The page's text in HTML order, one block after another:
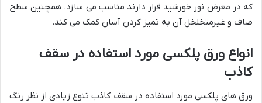
که در معرض نور خورشید قرار دارند مناسب می سازد. همچنین سطح
صاف و غیرمتخلخل آن به تمیز کردن آسان کمک می کند.
انواع ورق پلکسی مورد استفاده در سقف
کاذب
ورق های پلکسی مورد استفاده در سقف کاذب تنوع زیادی از نظر رنگ